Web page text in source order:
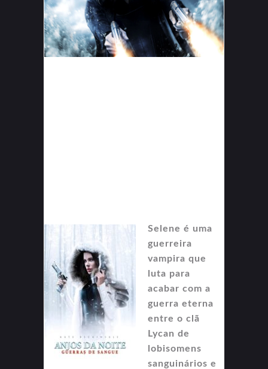
Selene é uma
guerreira
vampira que
luta para
acabar com a
guerra eterna
entre o clã
Lycan de
lobisomens
sanguinários e